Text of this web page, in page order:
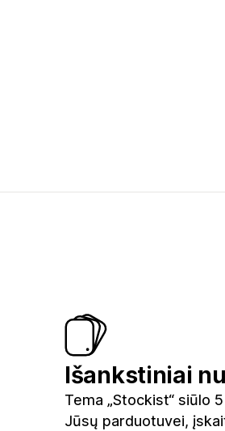
Išankstiniai
Tema „Stockist“ siūlo
Jūsų parduotuvei,